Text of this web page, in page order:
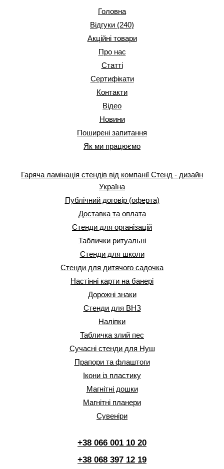
Головна
Відгуки (240)
Акційні товари
Про нас
Статті
Сертифікати
Контакти
Відео
Новини
Поширені запитання
Як ми працюємо
Гаряча ламінація стендів від компанії Стенд - дизайн
Україна
Публічний договір (оферта)
Доставка та оплата
Стенди для організацій
Таблички ритуальні
Стенди для школи
Стенди для дитячого садочка
Настінні карти на банері
Дорожні знаки
Стенди для ВНЗ
Наліпки
Табличка злий пес
Сучасні стенди для Нуш
Прапори та флаштоги
Ікони із пластику
Магнітні дошки
Магнітні планери
Сувеніри
+38 066 001 10 20
+38 068 397 12 19